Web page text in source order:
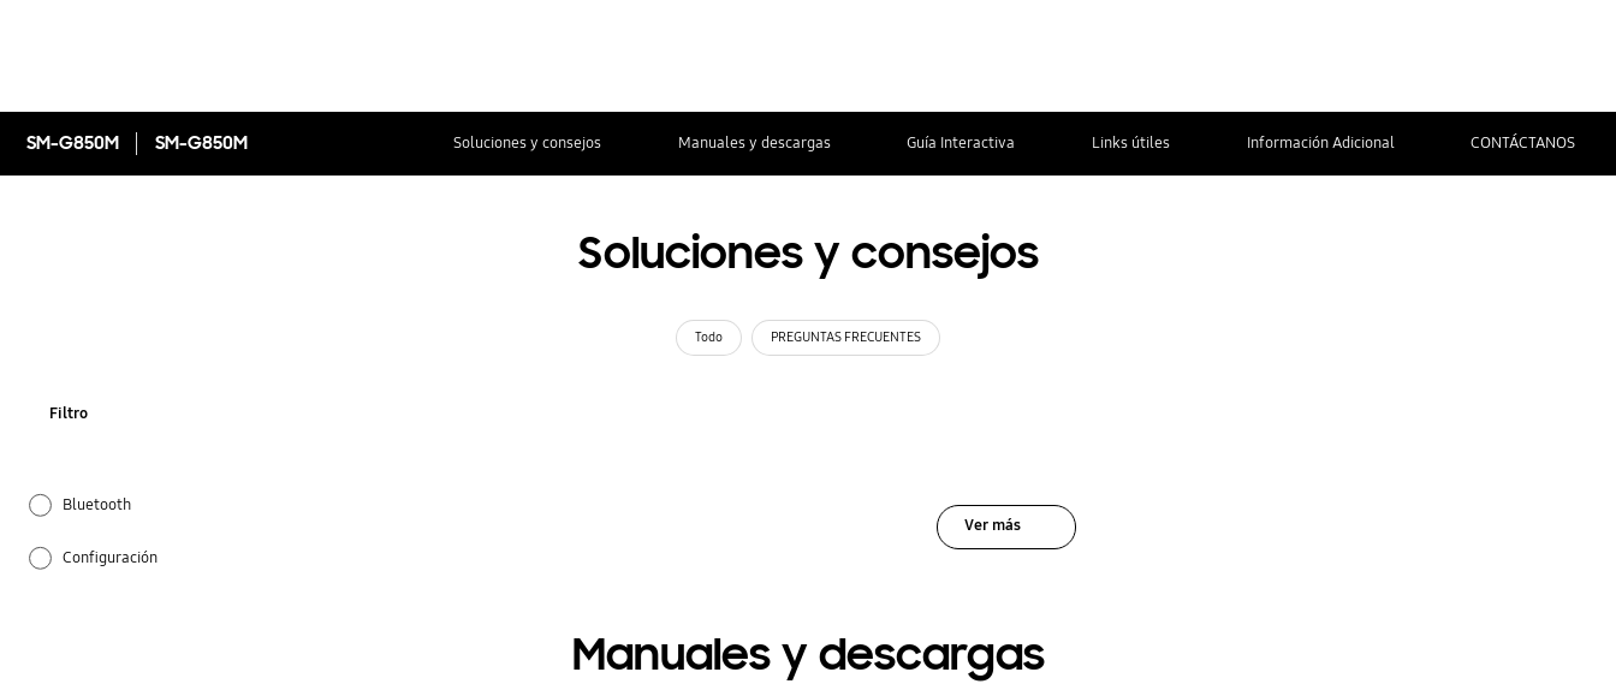
SM-G850M SM-G850M Soluciones y consejos Manuales y descargas Guía Interactiva Links útiles Información Adicional CONTÁCTANOS
Soluciones y consejos
Todo PREGUNTAS FRECUENTES
Filtro
Bluetooth
Configuración
Ver más
Manuales y descargas